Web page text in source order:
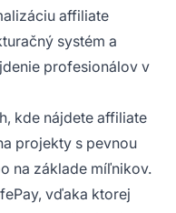
affiliate
systém a
profesionálov v
kde nájdete affiliate
projekty s pevnou
na základe míľnikov.
vďaka ktorej